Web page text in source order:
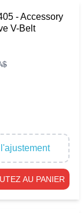
- Accessory
V-Belt
AU PANIER